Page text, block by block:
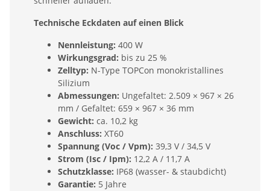
Technische Eckdaten auf einen Blick
Nennleistung: 400 W
Wirkungsgrad: bis zu 25 %
Zelltyp: N-Type TOPCon monokristallines
Silizium
Abmessungen: Ungefaltet: 2.509 × 967 × 26
mm / Gefaltet: 659 × 967 × 36 mm
Gewicht: ca. 10,2 kg
Anschluss: XT60
Spannung (Voc / Vpm): 39,3 V / 34,5 V
Strom (Isc / Ipm): 12,2 A / 11,7 A
Schutzklasse: IP68 (wasser- & staubdicht)
Garantie: 5 Jahre